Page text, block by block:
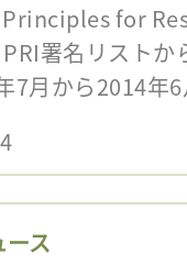
Principles for
署名リスト
7月から2014年
ース